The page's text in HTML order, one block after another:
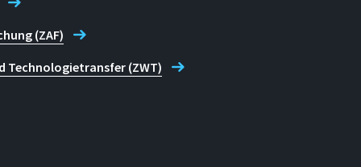
(ZAF)
Technologietransfer (ZWT)